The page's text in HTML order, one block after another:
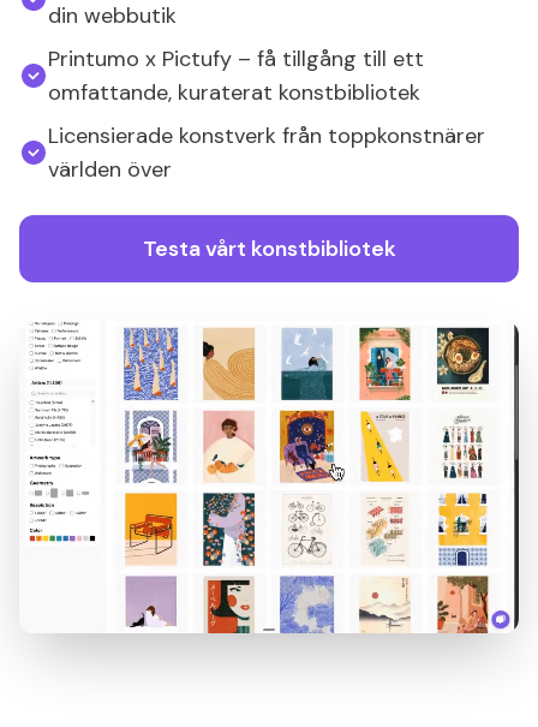
din webbutik
Printumo x Pictufy – få tillgång till ett
omfattande, kuraterat konstbibliotek
Licensierade konstverk från toppkonstnärer
världen över
Testa vårt konstbibliotek